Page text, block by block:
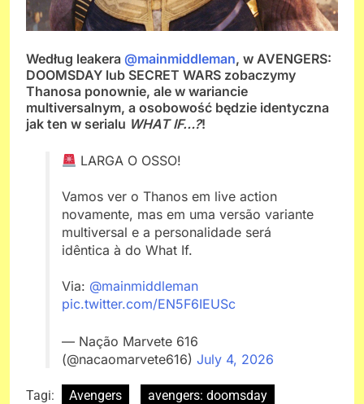
Według leakera @mainmiddleman, w AVENGERS:
DOOMSDAY lub SECRET WARS zobaczymy
Thanosa ponownie, ale w wariancie
multiversalnym, a osobowość będzie identyczna
jak ten w serialu WHAT IF…?!
LARGA O OSSO!
Vamos ver o Thanos em live action
novamente, mas em uma versão variante
multiversal e a personalidade será
idêntica à do What If.
Via: @mainmiddleman
pic.twitter.com/EN5F6IEUSc
— Nação Marvete 616
(@nacaomarvete616) July 4, 2026
Tagi: Avengers
avengers: doomsday